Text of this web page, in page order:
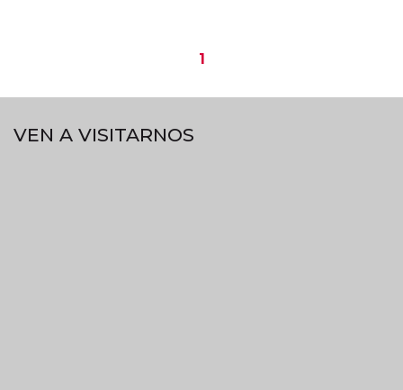
1
VEN A VISITARNOS